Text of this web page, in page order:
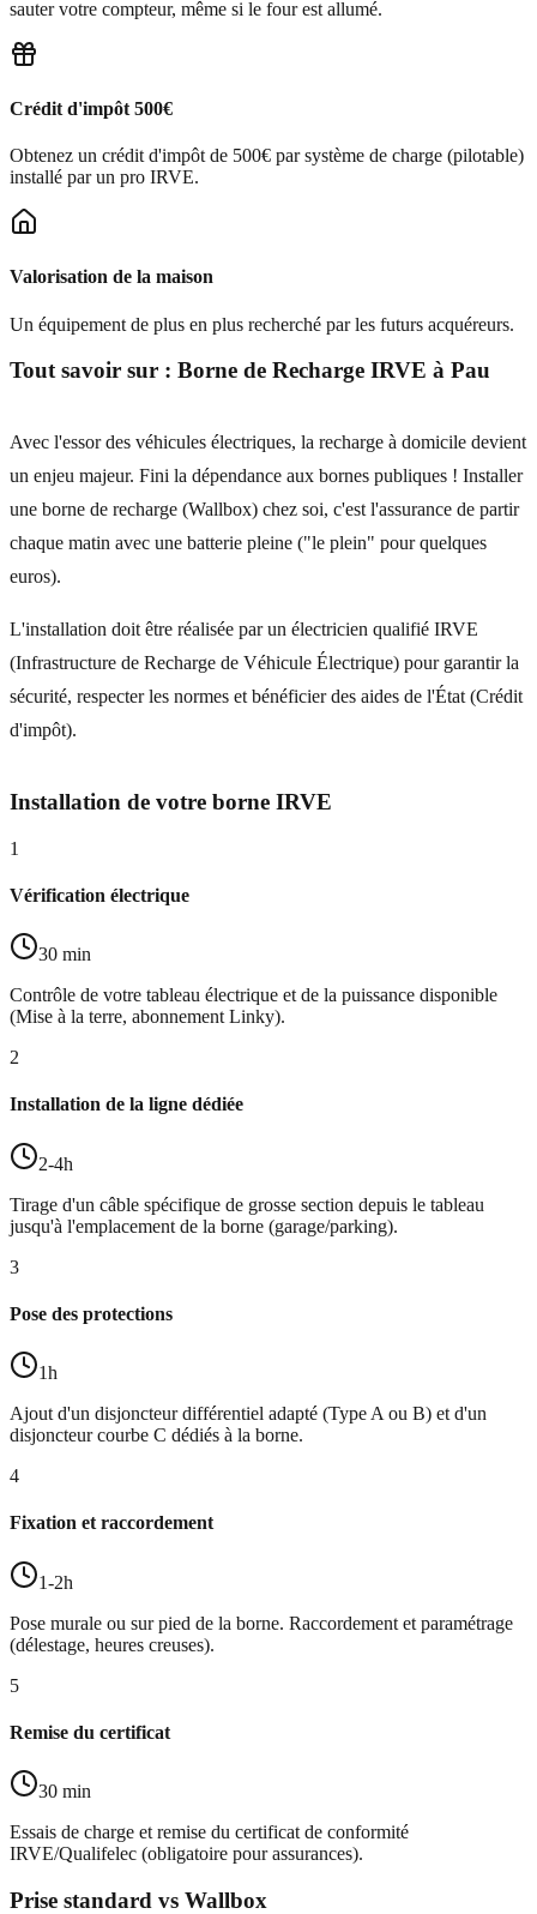
sauter votre compteur, même si le four est allumé.
Crédit d'impôt 500€
Obtenez un crédit d'impôt de 500€ par système de charge (pilotable)
installé par un pro IRVE.
Valorisation de la maison
Un équipement de plus en plus recherché par les futurs acquéreurs.
Tout savoir sur : Borne de Recharge IRVE à Pau
Avec l'essor des véhicules électriques, la recharge à domicile devient
un enjeu majeur. Fini la dépendance aux bornes publiques ! Installer
une borne de recharge (Wallbox) chez soi, c'est l'assurance de partir
chaque matin avec une batterie pleine ("le plein" pour quelques
euros).
L'installation doit être réalisée par un électricien qualifié IRVE
(Infrastructure de Recharge de Véhicule Électrique) pour garantir la
sécurité, respecter les normes et bénéficier des aides de l'État (Crédit
d'impôt).
Installation de votre borne IRVE
1
Vérification électrique
30 min
Contrôle de votre tableau électrique et de la puissance disponible
(Mise à la terre, abonnement Linky).
2
Installation de la ligne dédiée
2-4h
Tirage d'un câble spécifique de grosse section depuis le tableau
jusqu'à l'emplacement de la borne (garage/parking).
3
Pose des protections
1h
Ajout d'un disjoncteur différentiel adapté (Type A ou B) et d'un
disjoncteur courbe C dédiés à la borne.
4
Fixation et raccordement
1-2h
Pose murale ou sur pied de la borne. Raccordement et paramétrage
(délestage, heures creuses).
5
Remise du certificat
30 min
Essais de charge et remise du certificat de conformité
IRVE/Qualifelec (obligatoire pour assurances).
Prise standard vs Wallbox